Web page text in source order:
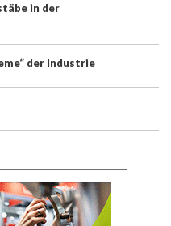
in der
der Industrie